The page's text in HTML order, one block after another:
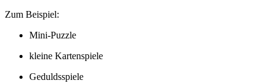
Zum Beispiel:
Mini-Puzzle
kleine Kartenspiele
Geduldsspiele